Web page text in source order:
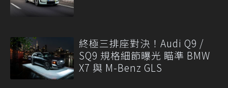
終極三排座對決！Audi Q9 /
SQ9 規格細節曝光 瞄準 BMW
X7 與 M-Benz GLS